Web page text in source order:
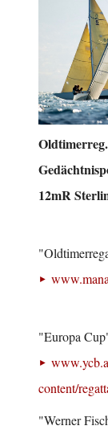
12mR
"Europa
content/
"Werner